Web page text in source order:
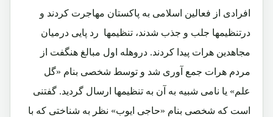
افرادی از فعالین اسلامی به پاکستان مهاجرت کردند و
درتنظیمها جلب و جذب شدند، تنظیمها رد پایی درمیان
مجاهدین هرات پیدا کردند. دروهله اول مبالغ هنگفت از
مردم هرات جمع آوری شد و توسط شخصی بنام «گل
علم» یا نامی شبیه به آن به تنظیمها ارسال گردید. گفتنی
است که شخصی بنام «حاجی ایوب» نظر به شناختی که با